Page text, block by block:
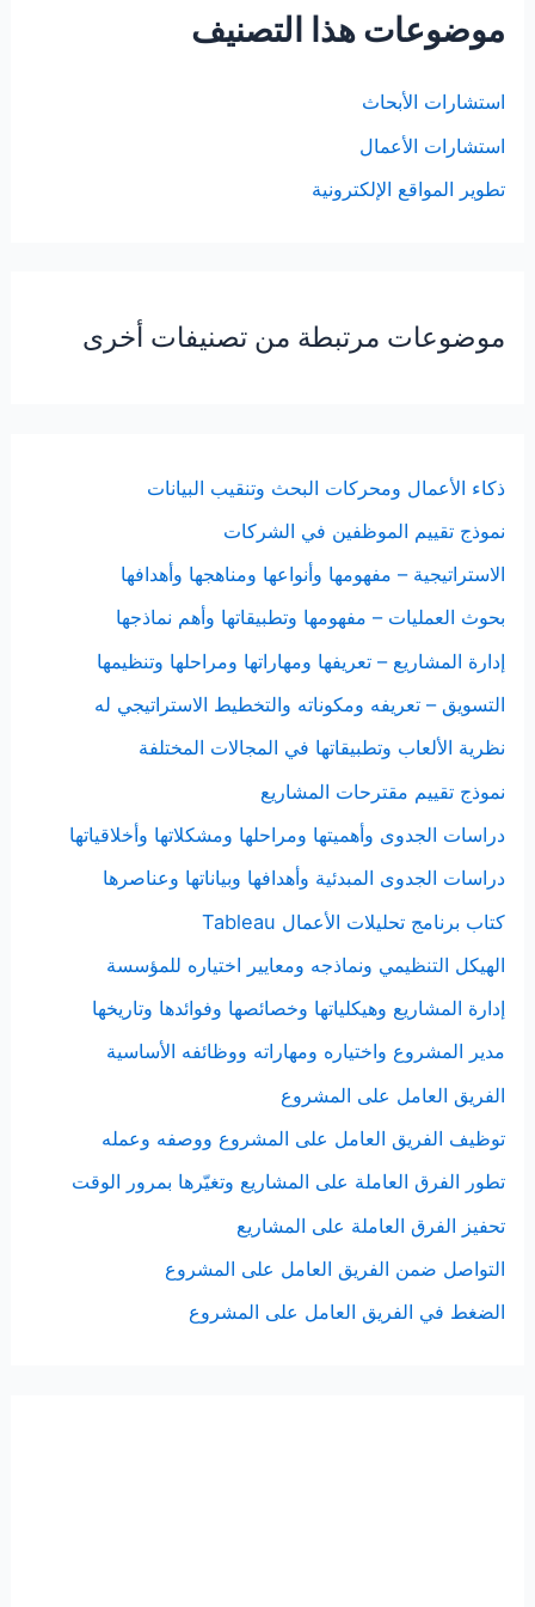
موضوعات هذا التصنيف
استشارات الأبحاث
استشارات الأعمال
تطوير المواقع الإلكترونية
موضوعات مرتبطة من تصنيفات أخرى
ذكاء الأعمال ومحركات البحث وتنقيب البيانات
نموذج تقييم الموظفين في الشركات
الاستراتيجية – مفهومها وأنواعها ومناهجها وأهدافها
بحوث العمليات – مفهومها وتطبيقاتها وأهم نماذجها
إدارة المشاريع – تعريفها ومهاراتها ومراحلها وتنظيمها
التسويق – تعريفه ومكوناته والتخطيط الاستراتيجي له
نظرية الألعاب وتطبيقاتها في المجالات المختلفة
نموذج تقييم مقترحات المشاريع
دراسات الجدوى وأهميتها ومراحلها ومشكلاتها وأخلاقياتها
دراسات الجدوى المبدئية وأهدافها وبياناتها وعناصرها
كتاب برنامج تحليلات الأعمال Tableau
الهيكل التنظيمي ونماذجه ومعايير اختياره للمؤسسة
إدارة المشاريع وهيكلياتها وخصائصها وفوائدها وتاريخها
مدير المشروع واختياره ومهاراته ووظائفه الأساسية
الفريق العامل على المشروع
توظيف الفريق العامل على المشروع ووصفه وعمله
تطور الفرق العاملة على المشاريع وتغيّرها بمرور الوقت
تحفيز الفرق العاملة على المشاريع
التواصل ضمن الفريق العامل على المشروع
الضغط في الفريق العامل على المشروع